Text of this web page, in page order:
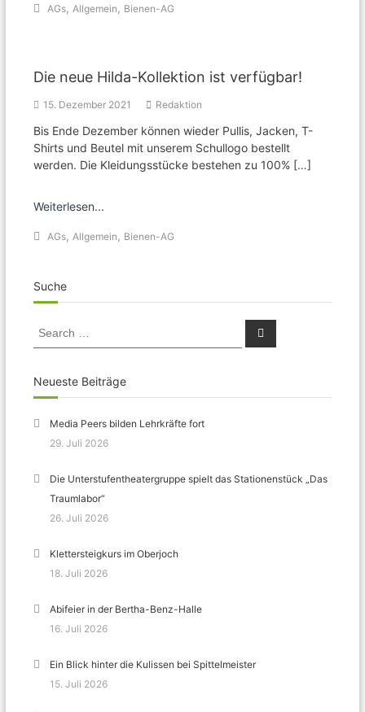
AGs, Allgemein , Bienen-AG
Die neue Hilda-Kollektion ist verfügbar!
15. Dezember 2021 Redaktion
Bis Ende Dezember können wieder Pullis, Jacken, T-
Shirts und Beutel mit unserem Schullogo bestellt
werden. Die Kleidungsstücke bestehen zu 100% […]
Weiterlesen...
AGs, Allgemein , Bienen-AG
Suche
Search
Search
Neueste Beiträge
Media Peers bilden Lehrkräfte fort
29. Juli 2026
Die Unterstufentheatergruppe spielt das Stationenstück „Das
Traumlabor“
26. Juli 2026
Klettersteigkurs im Oberjoch
18. Juli 2026
Abifeier in der Bertha-Benz-Halle
16. Juli 2026
Ein Blick hinter die Kulissen bei Spittelmeister
15. Juli 2026